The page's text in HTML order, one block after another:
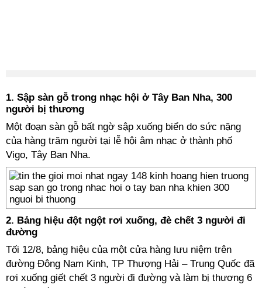
1. Sập sàn gỗ trong nhạc hội ở Tây Ban Nha, 300
người bị thương
Một đoạn sàn gỗ bất ngờ sập xuống biển do sức nặng
của hàng trăm người tại lễ hội âm nhạc ở thành phố
Vigo, Tây Ban Nha.
2. Bảng hiệu đột ngột rơi xuống, đè chết 3 người đi
đường
Tối 12/8, bảng hiệu của một cửa hàng lưu niệm trên
đường Đông Nam Kinh, TP Thượng Hải – Trung Quốc đã
rơi xuống giết chết 3 người đi đường và làm bị thương 6